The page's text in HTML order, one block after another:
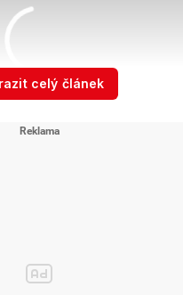
celý článek